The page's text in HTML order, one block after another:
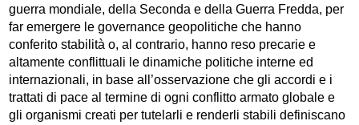
guerra mondiale, della Seconda e della Guerra Fredda, per
far emergere le governance geopolitiche che hanno
conferito stabilità o, al contrario, hanno reso precarie e
altamente conflittuali le dinamiche politiche interne ed
internazionali, in base all’osservazione che gli accordi e i
trattati di pace al termine di ogni conflitto armato globale e
gli organismi creati per tutelarli e renderli stabili definiscano